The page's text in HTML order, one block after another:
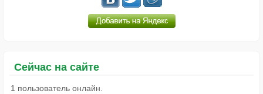
Сейчас на сайте
1 пользователь онлайн.